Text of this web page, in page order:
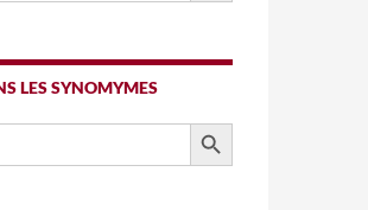
LES SYNOMYMES
SEARCH BUTTON